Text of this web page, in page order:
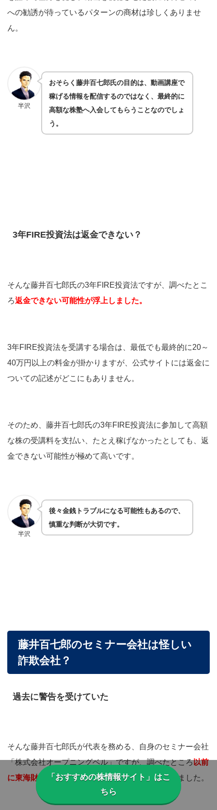
への勧誘が待っているパターンの商材は珍しくありませ
ん。
半沢
おそらく藤井百七郎氏の目的は、動画講座で
稼げる情報を配信するのではなく、最終的に
高額な株塾へ入会してもらうことなのでしょ
う。
3年FIRE投資法は返金できない？
そんな藤井百七郎氏の3年FIRE投資法ですが、調べたとこ
ろ返金できない可能性が浮上しました。
3年FIRE投資法を受講する場合は、最低でも最終的に20～
40万円以上の料金が掛かりますが、公式サイトには返金に
ついての記述がどこにもありません。
そのため、藤井百七郎氏の3年FIRE投資法に参加して高額
な株の受講料を支払い、たとえ稼げなかったとしても、返
金できない可能性が極めて高いです。
半沢
後々金銭トラブルになる可能性もあるので、
慎重な判断が大切です。
藤井百七郎のセミナー会社は怪しい
詐欺会社？
過去に警告を受けていた
そんな藤井百七郎氏が代表を務める、自身のセミナー会社
「株式会社オープニングベル」ですが、調べたところ以前
に東海財務局から警告を受けていたことが判明しました。
「おすすめの株情報サイト」はこ
ちら